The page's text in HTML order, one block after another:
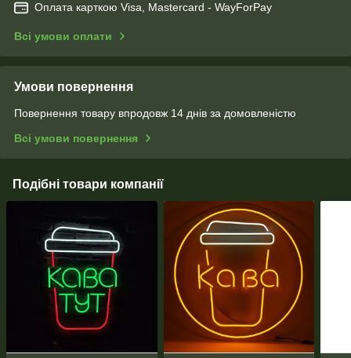
Оплата карткою Visa, Mastercard - WayForPay
Всі умови оплати
Умови повернення
Повернення товару впродовж 14 днів за домовленістю
Всі умови повернення
Подібні товари компанії